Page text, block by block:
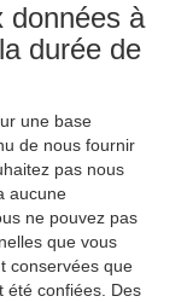
données à
durée de
une base
de nous fournir
pas nous
aucune
ne pouvez pas
que vous
conservées que
été confiées. Des